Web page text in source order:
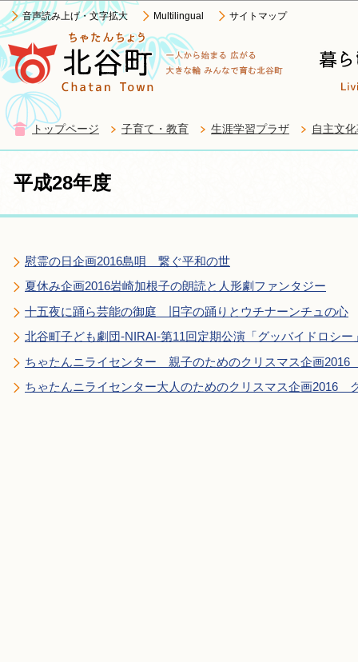
音声読み上げ・文字拡大 Multilingual サイトマップ
トップページ 子育て・教育 生涯学習プラザ 自主文
平成28年度
慰霊の日企画2016島唄 繋ぐ平和の世
夏休み企画2016岩崎加根子の朗読と人形劇ファンタジー
十五夜に踊ら芸能の御庭 旧字の踊りとウチナーンチュの心
北谷町子ども劇団‐NIRAI‐第11回定期公演「グッバイドロシー
ちゃたんニライセンター 親子のためのクリスマス企画
ちゃたんニライセンター大人のためのクリスマス企画